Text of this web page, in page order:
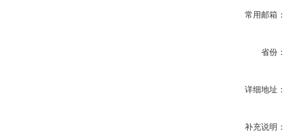
常用邮箱：
省份：
详细地址：
补充说明：